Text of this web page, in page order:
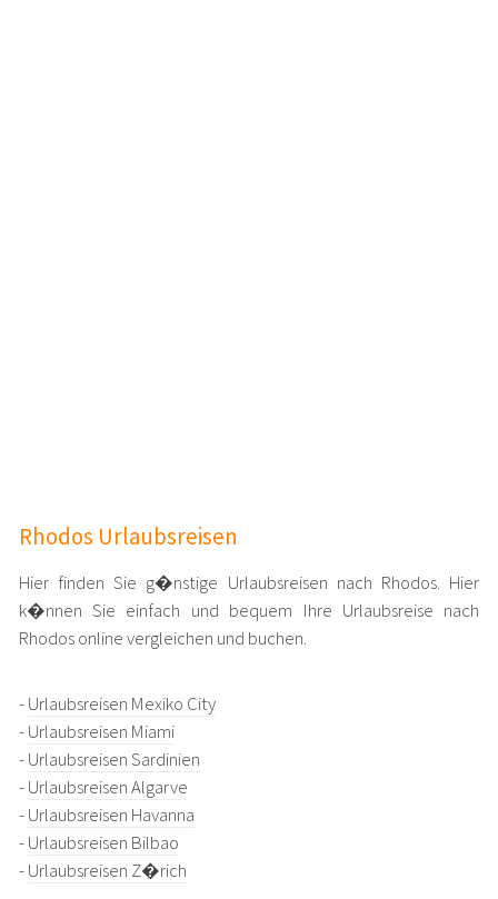
Rhodos Urlaubsreisen
Hier finden Sie g�nstige Urlaubsreisen nach Rhodos. Hier
k�nnen Sie einfach und bequem Ihre Urlaubsreise nach
Rhodos online vergleichen und buchen.
-Urlaubsreisen Mexiko City
-Urlaubsreisen Miami
-Urlaubsreisen Sardinien
-Urlaubsreisen Algarve
-Urlaubsreisen Havanna
-Urlaubsreisen Bilbao
-Urlaubsreisen Z�rich